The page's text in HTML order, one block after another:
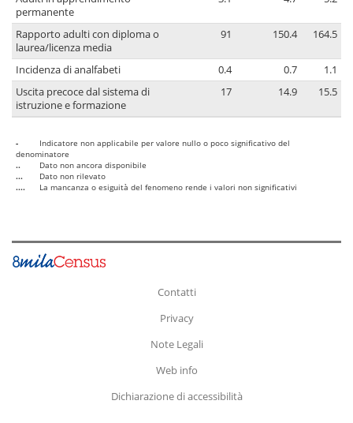
permanente
Rapporto adulti con diploma o
laurea/licenza media
91 150.4 164.5
Incidenza di analfabeti 0.4 0.7
1.1
Uscita precoce dal sistema di
istruzione e formazione
17 14.9 15.5
-
Indicatore non applicabile per valore nullo o poco significativo del
denominatore
..
Dato non ancora disponibile
...
Dato non rilevato
....
La mancanza o esiguità del fenomeno rende i valori non significativi
Contatti
Privacy
Note Legali
Web info
Dichiarazione di accessibilità